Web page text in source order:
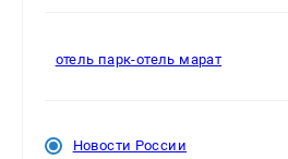
отель парк-отель марат
Новости России